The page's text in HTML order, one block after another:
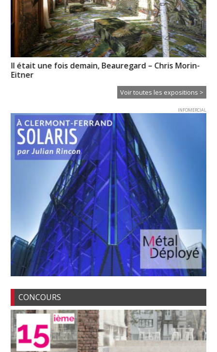
Il était une fois demain, Beauregard – Chris Morin-
Eitner
Voir toutes les expositions >
INFOMERCIAL
CONCOURS